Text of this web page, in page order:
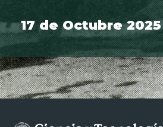
17 de Octubre 2025